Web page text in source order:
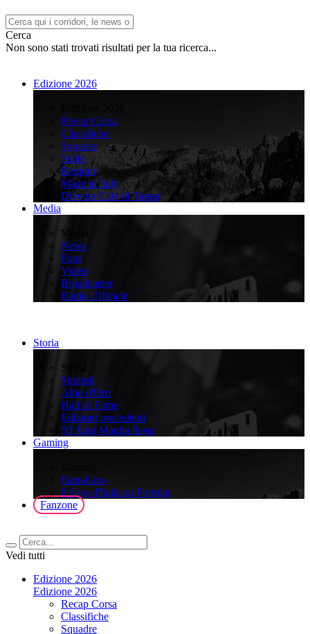
Cerca
Non sono stati trovati risultati per la tua ricerca...
Edizione 2026
Recap Corsa
Classifiche
Squadre
Salite
Regioni
Made in Italy
Diventa Città di Tappa
Media
Media
News
Foto
Video
Broadcaster
Radio Ufficiale
Storia
Storia
Simboli
Albo d'Oro
Hall of Fame
Edizioni precedenti
90 Anni Maglia Rosa
Gaming
FantaGiro
ll Giro d'Italia su Fortnite
Fanzone
Vedi tutti
Edizione 2026
Edizione 2026
Recap Corsa
Classifiche
Squadre